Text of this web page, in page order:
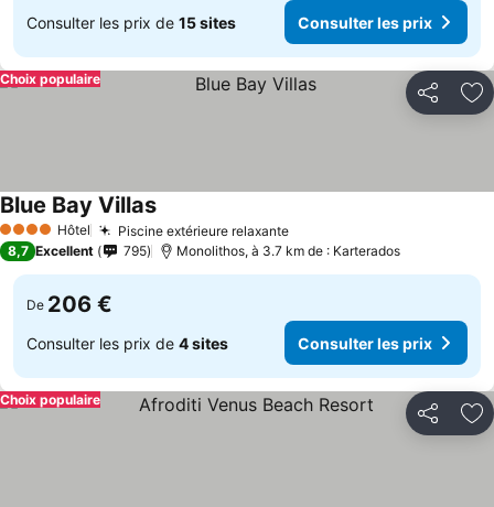
Consulter les prix de 15 sites Consulter les prix
Partager
Choix populaire
4 Étoiles Hôtel Piscine extérieure relaxante
Blue Bay Villas
8,7 Excellent 795 Monolithos, à 3.7 km de : Karterados
De 206 €
Consulter les prix de 4 sites Consulter les prix
Partager
Choix populaire